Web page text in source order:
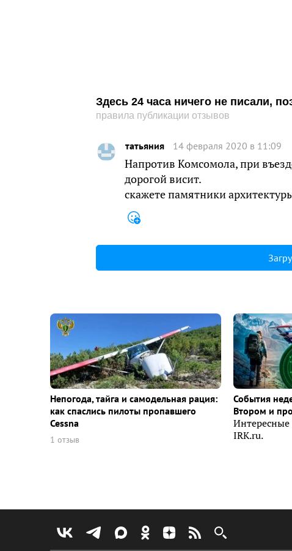
Здесь 24 часа ничего не писали,
правила публикации отзывов
татьяния 14 февраля 2020 в 11:09
Напротив Комсомола, при
дорогой висит.
скажете памятники
Непогода, тайга и самодельная рация:
как спаслись пилоты пропавшего
Cessna
1 отзыв
События
Втором и
Интересные
IRK.ru.